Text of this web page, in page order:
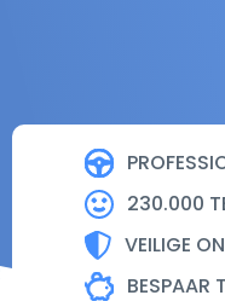
230.000
VEILIGE
BESPAAR